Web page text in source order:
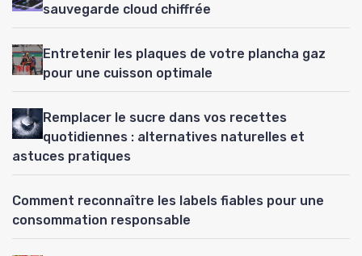
sauvegarde cloud chiffrée
Entretenir les plaques de votre plancha gaz
pour une cuisson optimale
Remplacer le sucre dans vos recettes
quotidiennes : alternatives naturelles et
astuces pratiques
Comment reconnaître les labels fiables pour une
consommation responsable